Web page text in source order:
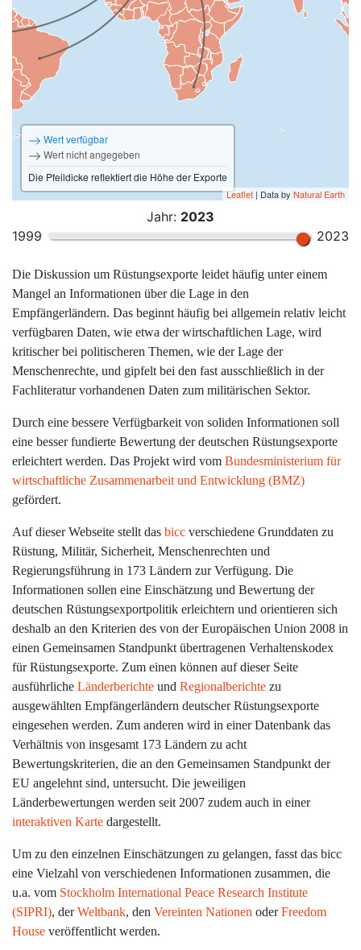
Wert verfügbar
Wert nicht angegeben
Die Pfeildicke reflektiert die Höhe der Exporte
Leaflet | Data by Natural Earth
Jahr: 2023
1999
2023
Die Diskussion um Rüstungsexporte leidet häufig unter einem
Mangel an Informationen über die Lage in den
Empfängerländern. Das beginnt häufig bei allgemein relativ leicht
verfügbaren Daten, wie etwa der wirtschaftlichen Lage, wird
kritischer bei politischeren Themen, wie der Lage der
Menschenrechte, und gipfelt bei den fast ausschließlich in der
Fachliteratur vorhandenen Daten zum militärischen Sektor.
Durch eine bessere Verfügbarkeit von soliden Informationen soll
eine besser fundierte Bewertung der deutschen Rüstungsexporte
erleichtert werden. Das Projekt wird vom Bundesministerium für
wirtschaftliche Zusammenarbeit und Entwicklung (BMZ)
gefördert.
Auf dieser Webseite stellt das bicc verschiedene Grunddaten zu
Rüstung, Militär, Sicherheit, Menschenrechten und
Regierungsführung in 173 Ländern zur Verfügung. Die
Informationen sollen eine Einschätzung und Bewertung der
deutschen Rüstungsexportpolitik erleichtern und orientieren sich
deshalb an den Kriterien des von der Europäischen Union 2008 in
einen Gemeinsamen Standpunkt übertragenen Verhaltenskodex
für Rüstungsexporte. Zum einen können auf dieser Seite
ausführliche Länderberichte und Regionalberichte zu
ausgewählten Empfängerländern deutscher Rüstungsexporte
eingesehen werden. Zum anderen wird in einer Datenbank das
Verhältnis von insgesamt 173 Ländern zu acht
Bewertungskriterien, die an den Gemeinsamen Standpunkt der
EU angelehnt sind, untersucht. Die jeweiligen
Länderbewertungen werden seit 2007 zudem auch in einer
interaktiven Karte dargestellt.
Um zu den einzelnen Einschätzungen zu gelangen, fasst das bicc
eine Vielzahl von verschiedenen Informationen zusammen, die
u.a. vom Stockholm International Peace Research Institute
(SIPRI), derWeltbank, den Vereinten Nationen oderFreedom
House veröffentlicht werden.